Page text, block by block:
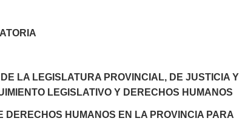
LA LEGISLATURA PROVINCIAL, DE JUSTICIA Y
LEGISLATIVO Y DERECHOS HUMANOS
DERECHOS HUMANOS EN LA PROVINCIA PARA